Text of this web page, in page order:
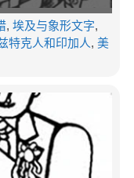
, 埃及与象形文字,
特克人和印加人, 美